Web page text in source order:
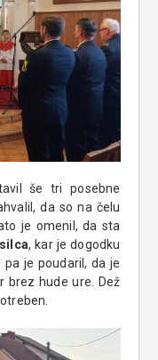
še tri posebne
da so na čelu
je omenil, da sta
, kar je dogodku
je poudaril, da je
brez hude ure. Dež